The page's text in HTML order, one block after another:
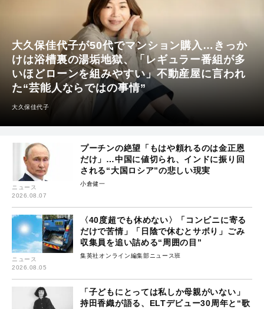
大久保佳代子が50代でマンション購入…きっか
けは浴槽裏の湯垢地獄、「レギュラー番組が多
いほどローンを組みやすい」不動産屋に言われ
た“芸能人ならではの事情”
大久保佳代子
ニュース
2026.08.07
プーチンの絶望「もはや頼れるのは金正恩
だけ」…中国に値切られ、インドに振り回
される“大国ロシア”の悲しい現実
小倉健一
ニュース
2026.08.05
〈40度超でも休めない〉「コンビニに寄る
だけで苦情」「日陰で休むとサボり」ごみ
収集員を追い詰める“周囲の目”
集英社オンライン編集部ニュース班
「子どもにとっては私しか母親がいない」
持田香織が語る、ELTデビュー30周年と“歌